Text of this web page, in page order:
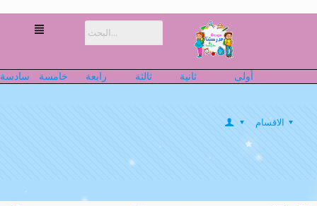
أولى ثانية ثالثة رابعة خامسة سادسة
الاقسام